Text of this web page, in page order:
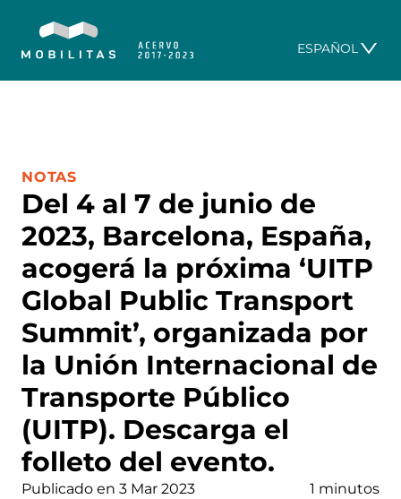
ESPAÑOL
Del 4 al 7 de junio de
2023, Barcelona, España,
acogerá la próxima ‘UITP
Global Public Transport
Summit’, organizada por
la Unión Internacional de
Transporte Público
(UITP). Descarga el
folleto del evento.
CATEGORÍA:
NOTAS
Publicado en 3 Mar 2023 1 minutos